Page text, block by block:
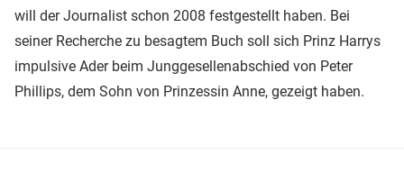
will der Journalist schon 2008 festgestellt haben. Bei
seiner Recherche zu besagtem Buch soll sich Prinz Harrys
impulsive Ader beim Junggesellenabschied von Peter
Phillips, dem Sohn von Prinzessin Anne, gezeigt haben.